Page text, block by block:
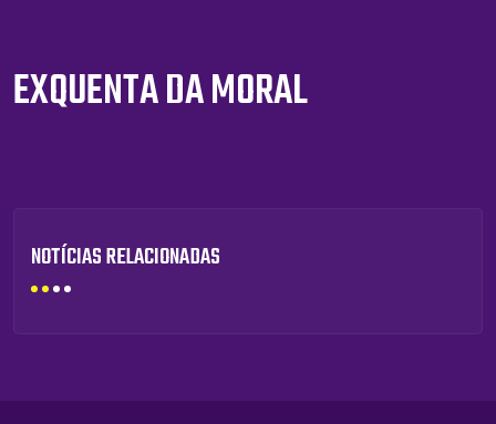
EXQUENTA DA MORAL
NOTÍCIAS RELACIONADAS